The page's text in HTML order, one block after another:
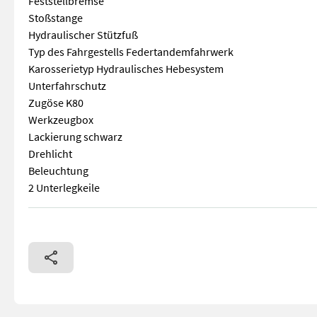
Stoßstange
Hydraulischer Stützfuß
Typ des Fahrgestells Federtandemfahrwerk
Karosserietyp Hydraulisches Hebesystem
Unterfahrschutz
Zugöse K80
Werkzeugbox
Lackierung schwarz
Drehlicht
Beleuchtung
2 Unterlegkeile
Tieflader in serienmäßiger Ausrüstung Nutzlast 21 to